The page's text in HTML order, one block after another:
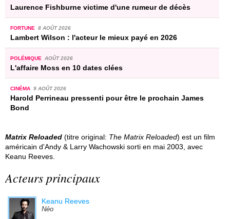
Laurence Fishburne victime d'une rumeur de décès
FORTUNE 8 AOÛT 2026
Lambert Wilson : l'acteur le mieux payé en 2026
POLÉMIQUE AOÛT 2026
L'affaire Moss en 10 dates clées
CINÉMA 9 AOÛT 2026
Harold Perrineau pressenti pour être le prochain James
Bond
Matrix Reloaded (titre original: The Matrix Reloaded) est un film
américain d'Andy & Larry Wachowski sorti en mai 2003, avec
Keanu Reeves.
Acteurs principaux
Keanu Reeves
Néo